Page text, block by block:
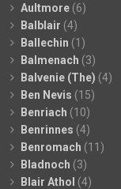
Aultmore (6)
Balblair (4)
Ballechin (1)
Balmenach (3)
Balvenie (The) (4)
Ben Nevis (15)
Benriach (10)
Benrinnes (4)
Benromach (11)
Bladnoch (3)
Blair Athol (4)